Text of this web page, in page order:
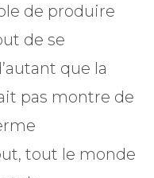
de produire
de se
que la
pas montre de
tout le monde